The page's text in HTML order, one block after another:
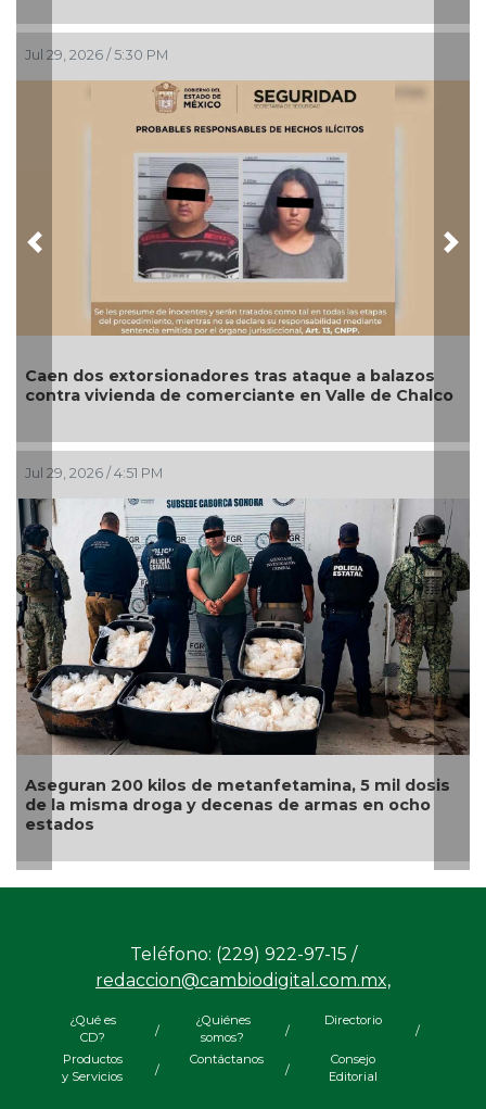
2026 / 5:30 PM
dos extorsionadores tras ataque a balazos
vivienda de comerciante en Valle de Chalco
2026 / 4:51 PM
200 kilos de metanfetamina, 5 mil dosis
misma droga y decenas de armas en ocho
Previous
Teléfono: (229) 922-97-15 /
redaccion@cambiodigital.com.mx,
¿Qué es
CD?
/
¿Quiénes
somos?
/
Directorio
/
Productos
y Servicios
/
Contáctanos
/
Consejo
Editorial